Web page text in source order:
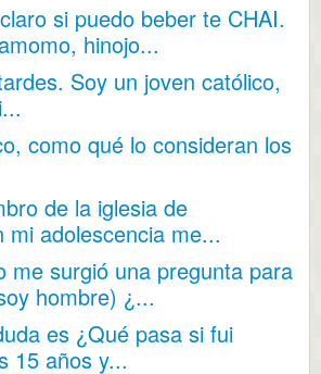
si puedo beber te CHAI.
hinojo...
Soy un joven católico,
como qué lo consideran los
de la iglesia de
mi adolescencia me...
me surgió una pregunta para
hombre) ¿...
es ¿Qué pasa si fui
15 años y...